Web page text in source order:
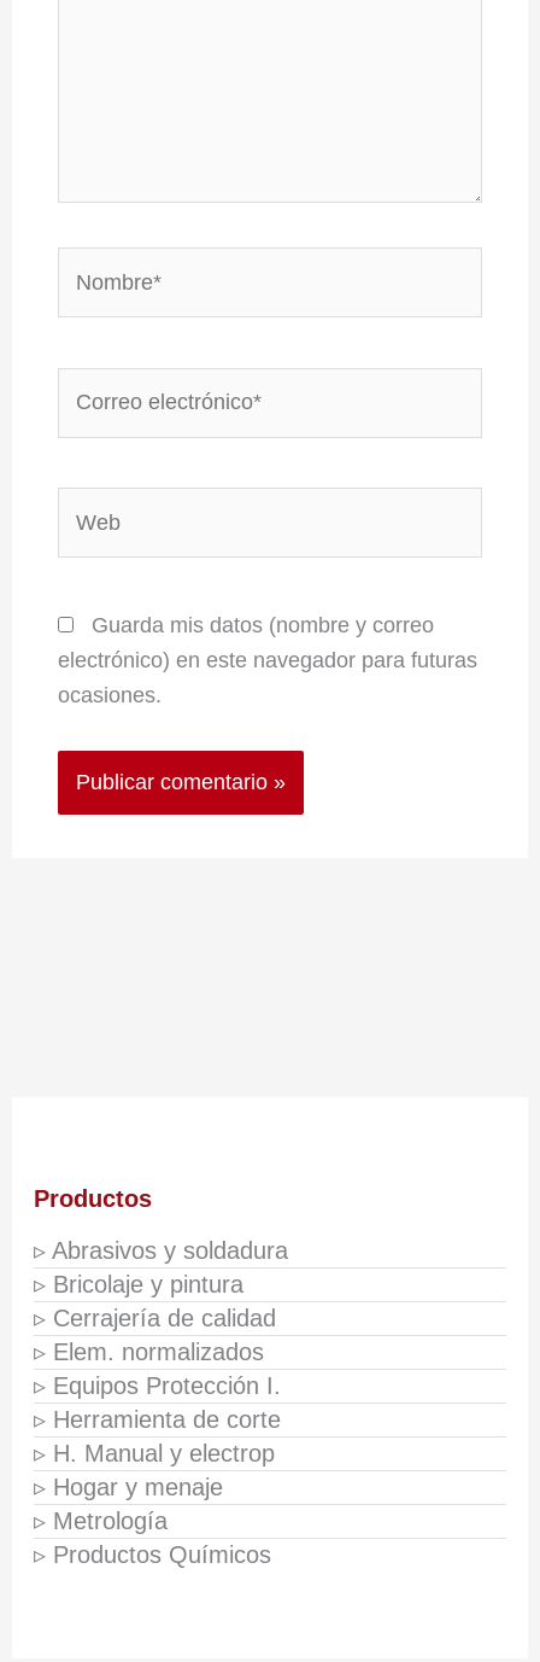
Guarda mis datos (nombre y correo
electrónico) en este navegador para futuras
ocasiones.
Productos
▹ Abrasivos y soldadura
▹ Bricolaje y pintura
▹ Cerrajería de calidad
▹ Elem. normalizados
▹ Equipos Protección I.
▹ Herramienta de corte
▹ H. Manual y electrop
▹ Hogar y menaje
▹ Metrología
▹ Productos Químicos